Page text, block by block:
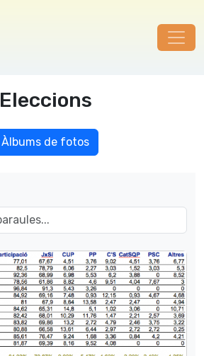
Eleccions
Àlbums de fotos